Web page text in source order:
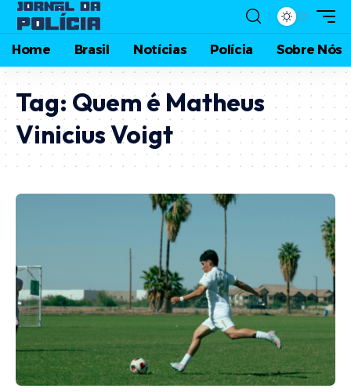
Home Brasil Notícias Polícia Sobre Nós
Tag: Quem é Matheus
Vinicius Voigt